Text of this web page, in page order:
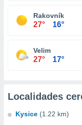
Rakovník
27° 16°
Velim
27° 17°
Localidades
Kysice (1.22 km)